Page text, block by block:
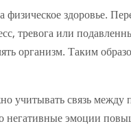
здоровье.
тревога или
организм. Таким
учитывать связь между
негативные эмоции